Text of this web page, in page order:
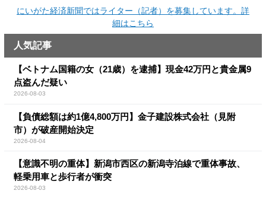
にいがた経済新聞ではライター（記者）を募集しています。詳
細はこちら
人気記事
【ベトナム国籍の女（21歳）を逮捕】現金42万円と貴金属9
点盗んだ疑い
2026-08-03
【負債総額は約1億4,800万円】金子建設株式会社（見附
市）が破産開始決定
2026-08-04
【意識不明の重体】新潟市西区の新潟寺泊線で重体事故、
軽乗用車と歩行者が衝突
2026-08-03